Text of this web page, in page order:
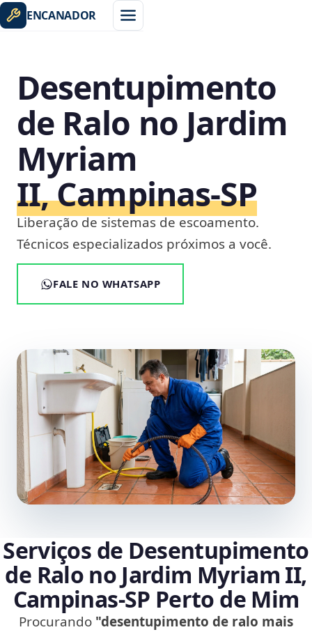
ENCANADOR
Desentupimento
de Ralo no Jardim
Myriam
II, Campinas‑SP
Liberação de sistemas de escoamento.
Técnicos especializados próximos a você.
FALE NO WHATSAPP
Serviços de Desentupimento
de Ralo no Jardim Myriam II,
Campinas‑SP Perto de Mim
Procurando "desentupimento de ralo mais